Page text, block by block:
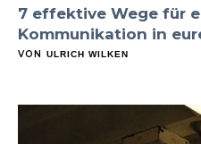
7 effektive Wege für
Kommunikation in
VON ULRICH WILKEN